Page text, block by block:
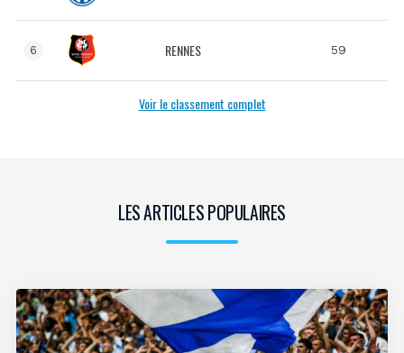
6 RENNES 59
Voir le classement complet
LES ARTICLES POPULAIRES